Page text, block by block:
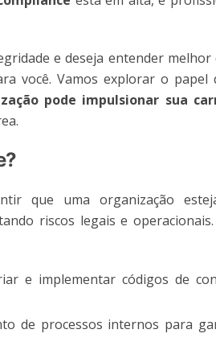
e deseja entender melhor
você. Vamos explorar o papel
pode impulsionar sua
que uma organização
riscos legais e operacionais.
e implementar códigos de
de processos internos para